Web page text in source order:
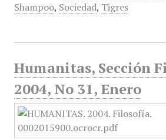
Shampoo, Sociedad, Tigres
Humanitas, Sección
2004, No 31, Enero